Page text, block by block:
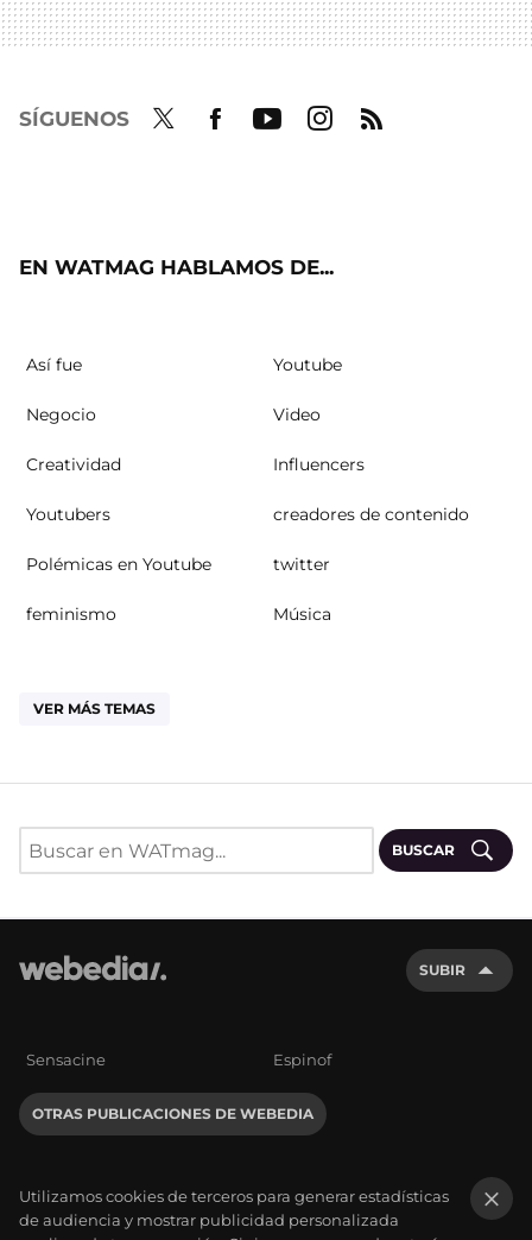
SÍGUENOS
EN WATMAG HABLAMOS DE...
Así fue Youtube
Negocio Video
Creatividad Influencers
Youtubers creadores de contenido
Polémicas en Youtube twitter
feminismo Música
VER MÁS TEMAS
BUSCAR
SUBIR
Sensacine Espinof
OTRAS PUBLICACIONES DE WEBEDIA
Utilizamos cookies de terceros para generar estadísticas
de audiencia y mostrar publicidad personalizada